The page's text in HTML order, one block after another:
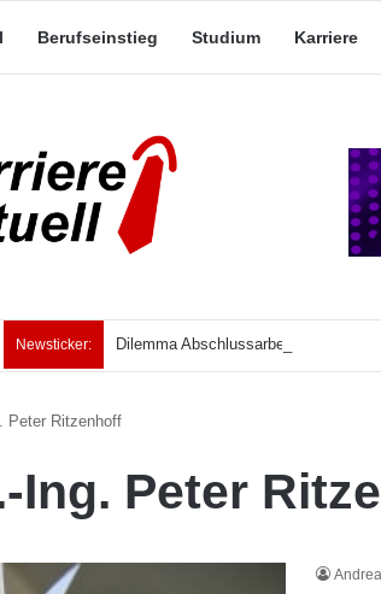
Berufseinstieg Studium Karriere
Newsticker: Dilemma Abschlussarbeit: Was taugt
Peter Ritzenhoff
Ing. Peter